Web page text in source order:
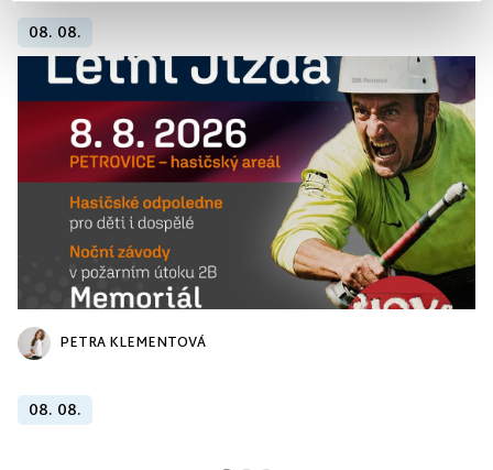
08. 08.
PETRA KLEMENTOVÁ
08. 08.